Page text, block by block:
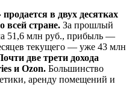
в двух десятках
всей стране. За прошлый
51,6 млн руб., прибыль —
текущего — уже 43 млн
две трети дохода
и Ozon. Большинство
аренду помещений и